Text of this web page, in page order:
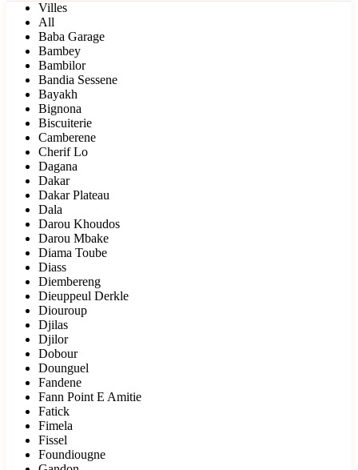
Villes
All
Baba Garage
Bambey
Bambilor
Bandia Sessene
Bayakh
Bignona
Biscuiterie
Camberene
Cherif Lo
Dagana
Dakar
Dakar Plateau
Dala
Darou Khoudos
Darou Mbake
Diama Toube
Diass
Diembereng
Dieuppeul Derkle
Diouroup
Djilas
Djilor
Dobour
Dounguel
Fandene
Fann Point E Amitie
Fatick
Fimela
Fissel
Foundiougne